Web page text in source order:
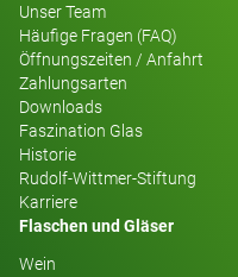
Unser Team
Häufige Fragen (FAQ)
Öffnungszeiten / Anfahrt
Zahlungsarten
Downloads
Faszination Glas
Historie
Rudolf-Wittmer-Stiftung
Karriere
Flaschen und Gläser
Wein